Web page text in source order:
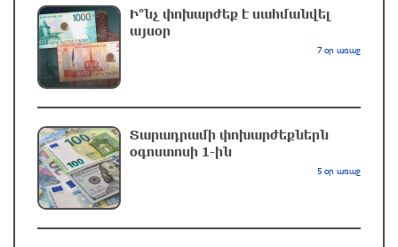
19 րոպե առաջ
8-ամյա Մոնթե Մուրադյանն ու Սյունե
Քոսակյանը հաղթահարել են Արարատի
գագաթը
Վթար Լոռու մարզում․ փրկարարները
վարորդին դուրս են բերել արգելափակումից
Ի՞նչ փոխարժեք է սահմանվել
այսօր
7 օր առաջ
Տարադրամի փոխարժեքներն
օգոստոսի 1-ին
5 օր առաջ